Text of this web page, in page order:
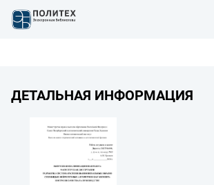
ДЕТАЛЬНАЯ ИНФОРМАЦИЯ